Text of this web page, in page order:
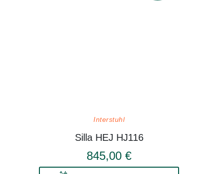
Interstuhl
Silla HEJ HJ116
845,00 €